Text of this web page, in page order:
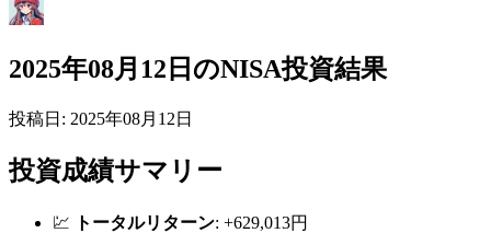
2025年08月12日のNISA投資結果
投稿日: 2025年08月12日
投資成績サマリー
💹 トータルリターン: +629,013円